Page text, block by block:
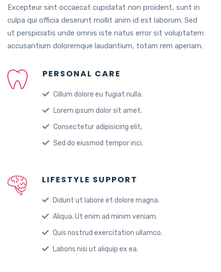
Excepteur sint occaecat cupidatat non proident, sunt in
culpa qui officia deserunt mollit anim id est laborum. Sed
ut perspiciatis unde omnis iste natus error sit voluptatem
accusantium doloremque laudantium, totam rem aperiam.
PERSONAL CARE
Cillum dolore eu fugiat nulla.
Lorem ipsum dolor sit amet.
Consectetur adipisicing elit,
Sed do eiusmod tempor inci.
LIFESTYLE SUPPORT
Didunt ut labore et dolore magna.
Aliqua. Ut enim ad minim veniam.
Quis nostrud exercitation ullamco.
Laboris nisi ut aliquip ex ea.